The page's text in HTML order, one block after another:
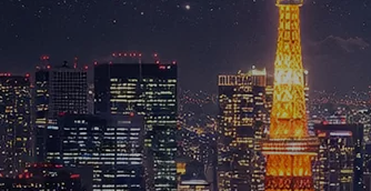
記事カテゴリー